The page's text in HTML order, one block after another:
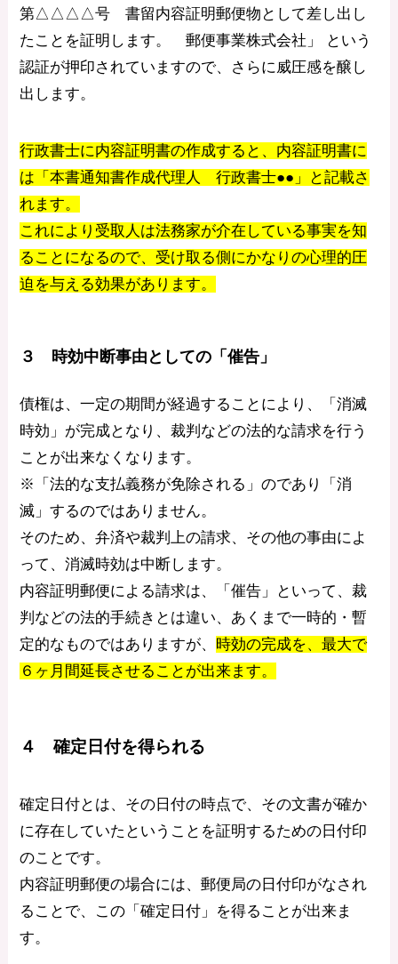
第△△△△号 書留内容証明郵便物として差し出し
たことを証明します。 郵便事業株式会社」 という
認証が押印されていますので、さらに威圧感を醸し
出します。
行政書士に内容証明書の作成すると、内容証明書に
は「本書通知書作成代理人 行政書士●●」と記載さ
れます。
これにより受取人は法務家が介在している事実を知
ることになるので、受け取る側にかなりの心理的圧
迫を与える効果があります。
３ 時効中断事由としての「催告」
債権は、一定の期間が経過することにより、「消滅
時効」が完成となり、裁判などの法的な請求を行う
ことが出来なくなります。
※「法的な支払義務が免除される」のであり「消
滅」するのではありません。
そのため、弁済や裁判上の請求、その他の事由によ
って、消滅時効は中断します。
内容証明郵便による請求は、「催告」といって、裁
判などの法的手続きとは違い、あくまで一時的・暫
定的なものではありますが、 時効の完成を、最大で
６ヶ月間延長させることが出来ます。
４ 確定日付を得られる
確定日付とは、その日付の時点で、その文書が確か
に存在していたということを証明するための日付印
のことです。
内容証明郵便の場合には、郵便局の日付印がなされ
ることで、この「確定日付」を得ることが出来ま
す。